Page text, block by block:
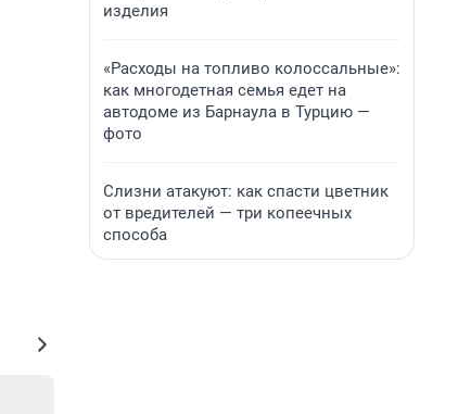
изделия
«Расходы на топливо колоссальные»:
как многодетная семья едет на
автодоме из Барнаула в Турцию —
фото
Слизни атакуют: как спасти цветник
от вредителей — три копеечных
способа